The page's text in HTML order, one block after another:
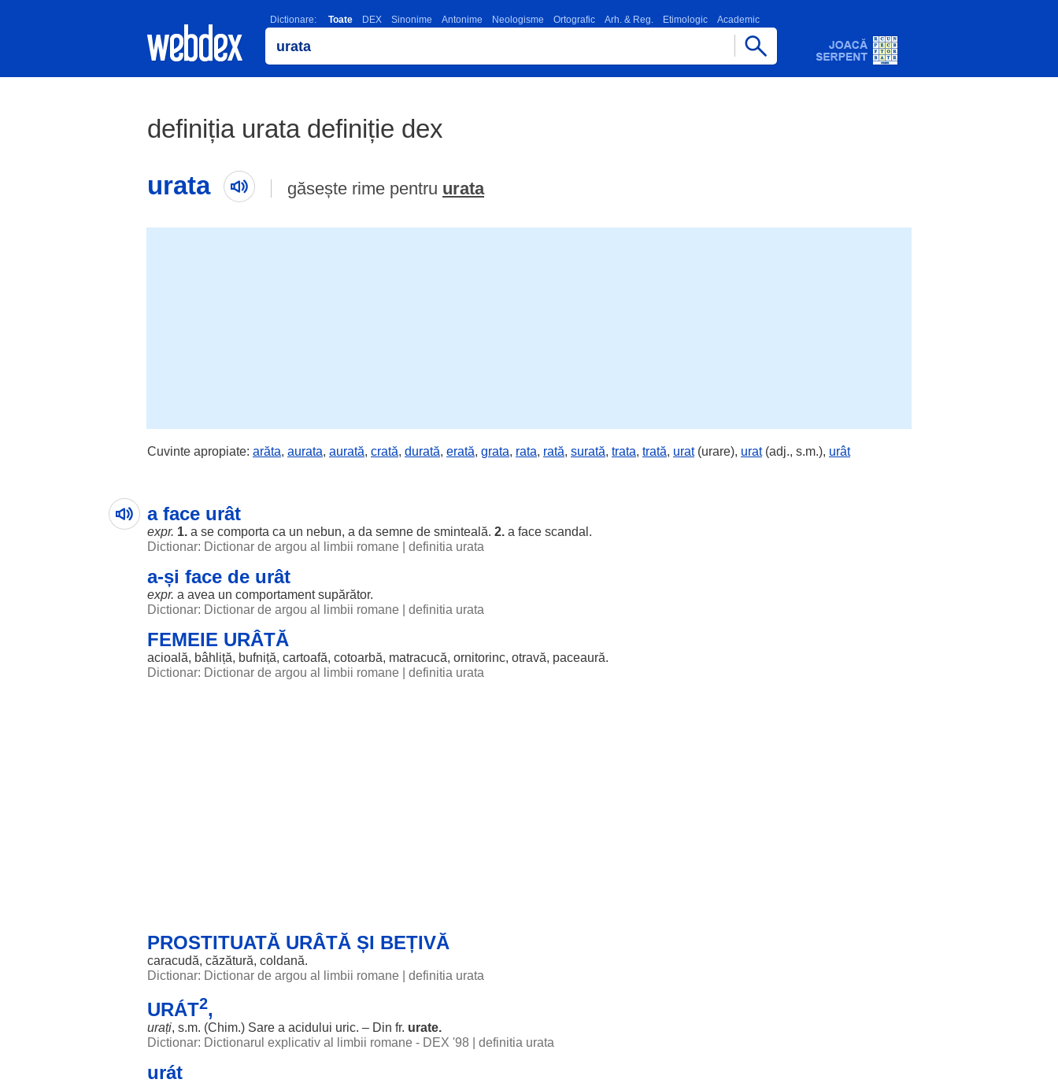
Dictionare: Toate DEX Sinonime Antonime Neologisme Ortografic Arh. & Reg. Etimologic Academic
definiția urata definiție dex
urata
găsește rime pentru urata
Cuvinte apropiate: arăta, aurata, aurată, crată, durată, erată, grata, rata, rată, surată, trata, trată, urat(urare), urat(adj., s.m.), urât
a face urât
expr. 1. a se comporta ca un nebun, a da semne de sminteală. 2. a face scandal .
Dictionar: Dictionar de argou al limbii romane
definitia urata
a-și face de urât
expr. a avea un comportament supărător.
Dictionar: Dictionar de argou al limbii romane
definitia urata
FEMEIE URÂTĂ
acioală, bâhliță, bufniță, cartoafă, cotoarbă, matracucă, ornitorinc, otravă, paceaură.
Dictionar: Dictionar de argou al limbii romane
definitia urata
PROSTITUATĂ URÂTĂ ȘI BEȚIVĂ
caracudă, căzătură, coldană.
Dictionar: Dictionar de argou al limbii romane
definitia urata
URÁT2,
urați, s.m. (Chim.) Sare a acidului uric. – Din fr. urate.
Dictionar: Dictionarul explicativ al limbii romane - DEX '98
definitia urata
urát